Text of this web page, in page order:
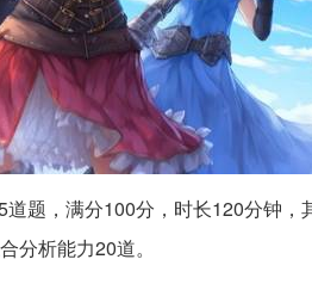
题，满分100分，时长120分钟
分析能力20道。